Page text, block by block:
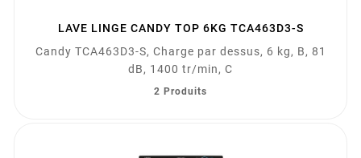
LAVE LINGE CANDY TOP 6KG TCA463D3-S
Candy TCA463D3-S, Charge par dessus, 6 kg, B, 81
dB, 1400 tr/min, C
2 Produits